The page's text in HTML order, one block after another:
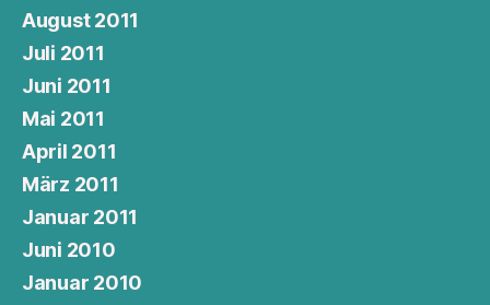
August 2011
Juli 2011
Juni 2011
Mai 2011
April 2011
März 2011
Januar 2011
Juni 2010
Januar 2010